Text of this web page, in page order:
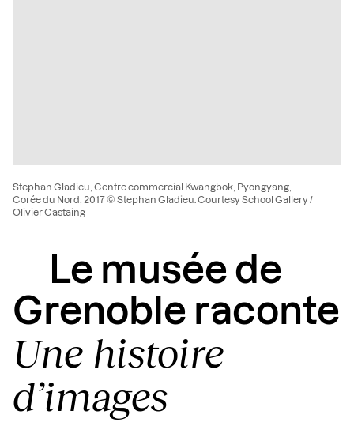
Le musée de
Grenoble raconte
Une histoire
d’images
Stephan Gladieu, Centre commercial Kwangbok, Pyongyang,
Corée du Nord, 2017 © Stephan Gladieu. Courtesy School Gallery /
Olivier Castaing